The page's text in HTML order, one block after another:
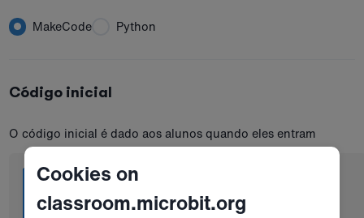
MakeCode Python
Código inicial
O código inicial é dado aos alunos quando eles entram
Cookies on
classroom.microbit.org